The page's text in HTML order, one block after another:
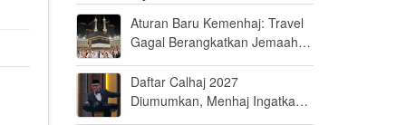
Aturan Baru Kemenhaj: Travel
Gagal Berangkatkan Jemaah
Daftar Calhaj 2027
Diumumkan, Menhaj Ingatkan